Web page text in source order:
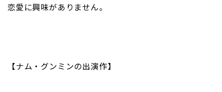
恋愛に興味がありません。
【ナム・グンミンの出演作】